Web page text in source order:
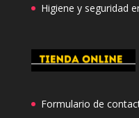
Higiene y seguridad
Formulario de